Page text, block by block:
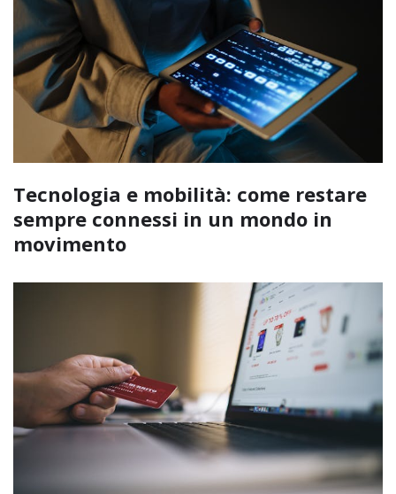
Tecnologia e mobilità: come restare
sempre connessi in un mondo in
movimento